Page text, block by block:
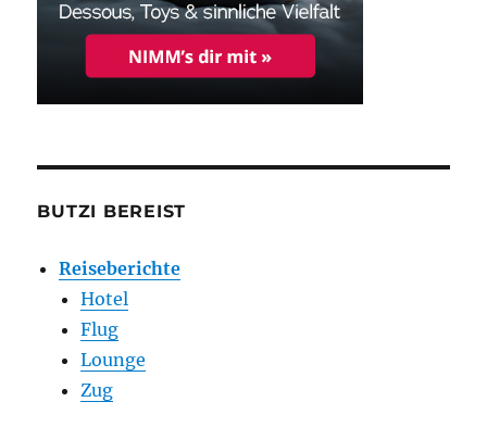
BUTZI BEREIST
Reiseberichte
Hotel
Flug
Lounge
Zug